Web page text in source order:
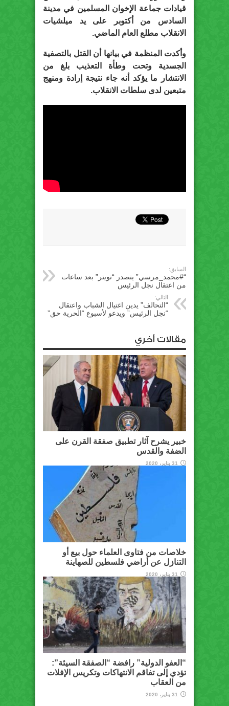
قيادات جماعة الإخوان المسلمين في مدينة
السادس من أكتوبر على يد ميلشيات
الانقلاب مطلع العام الماضي.
وأكدت المنظمة في بيانها أن القتل بالتصفية
الجسدية وتحت وطأة التعذيب بلغ من
الانتشار ما يؤكد أنه جاء نتيجة إرادة ومنهج
متبعين لدى سلطات الانقلاب.
السابق:
“#محمد_مرسي” يتصدر “تويتر” بعد ساعات
من اعتقال نجل الرئيس
التالي:
“التحالف” يدين اغتيال الشباب واعتقال
“نجل الرئيس” ويدعو لأسبوع “الحرية حق”
مقالات أخري
خبير يشرح آثار تطبيق صفقة القرن على
الضفة والقدس
31 يناير، 2020
خلاصات من فتاوى العلماء حول بيع أو
التنازل عن أراضي فلسطين للصهاينة
31 يناير، 2020
“العفو الدولية” رافضة “الصفقة السيئة”:
تؤدي إلى تفاقم الانتهاكات وتكريس الإفلات
من العقاب
31 يناير، 2020